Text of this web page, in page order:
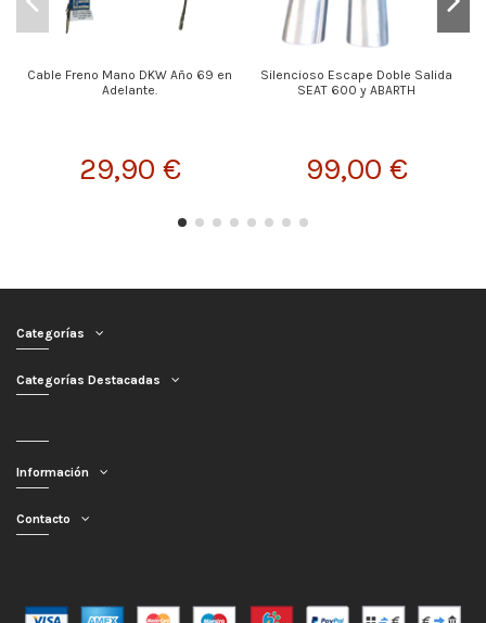
Cable Freno Mano DKW Año 69 en
Adelante.
29,90 €
Silencioso Escape Doble Salida
SEAT 600 y ABARTH
99,00 €
Categorías
Categorías Destacadas
Información
Contacto